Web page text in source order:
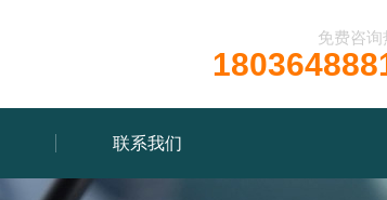
免费咨询
联系我们